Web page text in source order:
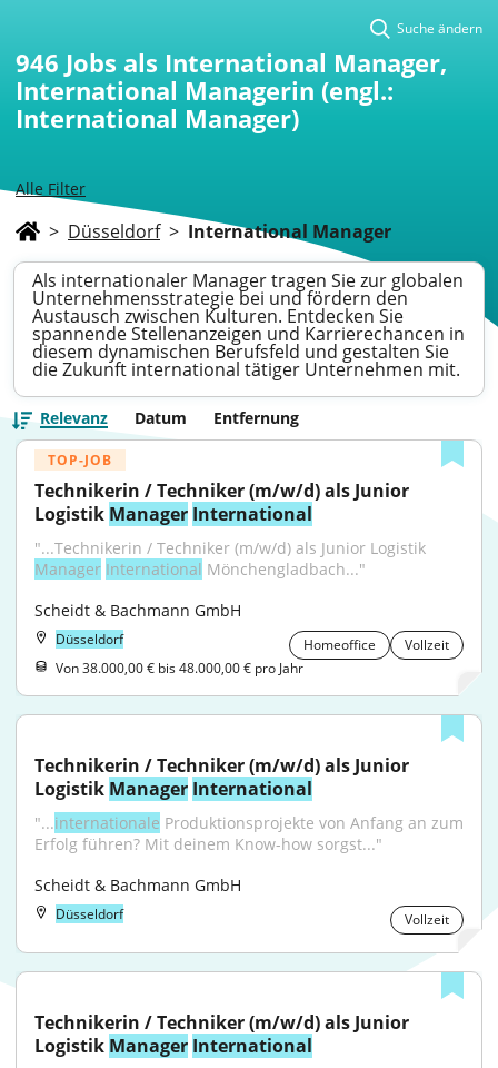
Alle Filter
Suche ändern
946 Jobs als International Manager,
International Managerin (engl.:
International Manager)
> Düsseldorf > International Manager
Als internationaler Manager tragen Sie zur globalen
Unternehmensstrategie bei und fördern den
Austausch zwischen Kulturen. Entdecken Sie
spannende Stellenanzeigen und Karrierechancen in
diesem dynamischen Berufsfeld und gestalten Sie
die Zukunft international tätiger Unternehmen mit.
Relevanz Datum Entfernung
TOP-JOB
Technikerin / Techniker (m/w/d) als Junior
Logistik Manager International
Manager International Mönchengladbach..."
Scheidt & Bachmann GmbH
Düsseldorf Homeoffice
Vollzeit
Von 38.000,00 € bis 48.000,00 € pro Jahr
Technikerin / Techniker (m/w/d) als Junior
Logistik Manager International
"...internationale Produktionsprojekte von Anfang an zum
Erfolg führen? Mit deinem Know-how sorgst..."
Scheidt & Bachmann GmbH
Düsseldorf Vollzeit
Technikerin / Techniker (m/w/d) als Junior
Logistik Manager International